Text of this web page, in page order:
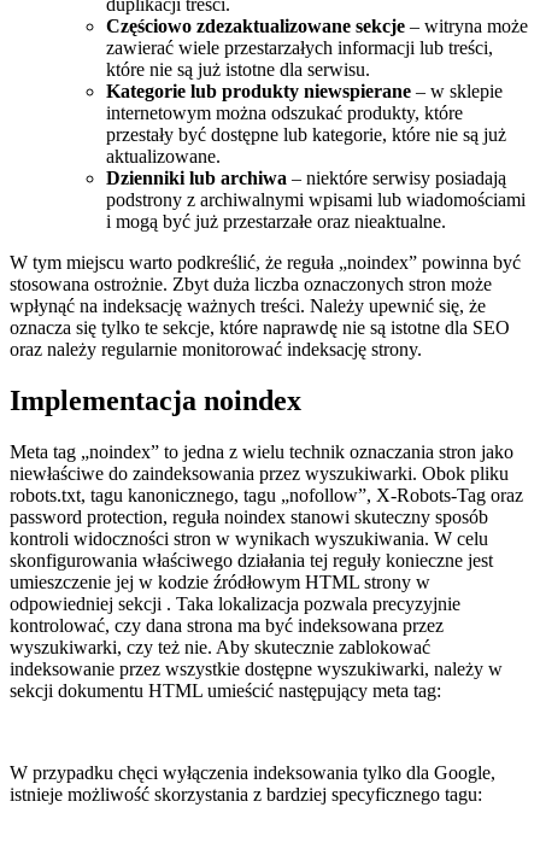
duplikacji treści.
Częściowo zdezaktualizowane sekcje – witryna może
zawierać wiele przestarzałych informacji lub treści,
które nie są już istotne dla serwisu.
Kategorie lub produkty niewspierane – w sklepie
internetowym można odszukać produkty, które
przestały być dostępne lub kategorie, które nie są już
aktualizowane.
Dzienniki lub archiwa – niektóre serwisy posiadają
podstrony z archiwalnymi wpisami lub wiadomościami
i mogą być już przestarzałe oraz nieaktualne.
W tym miejscu warto podkreślić, że reguła „noindex” powinna być
stosowana ostrożnie. Zbyt duża liczba oznaczonych stron może
wpłynąć na indeksację ważnych treści. Należy upewnić się, że
oznacza się tylko te sekcje, które naprawdę nie są istotne dla SEO
oraz należy regularnie monitorować indeksację strony.
Implementacja noindex
Meta tag „noindex” to jedna z wielu technik oznaczania stron jako
niewłaściwe do zaindeksowania przez wyszukiwarki. Obok pliku
robots.txt, tagu kanonicznego, tagu „nofollow”, X-Robots-Tag oraz
password protection, reguła noindex stanowi skuteczny sposób
kontroli widoczności stron w wynikach wyszukiwania. W celu
skonfigurowania właściwego działania tej reguły konieczne jest
umieszczenie jej w kodzie źródłowym HTML strony w
odpowiedniej sekcji . Taka lokalizacja pozwala precyzyjnie
kontrolować, czy dana strona ma być indeksowana przez
wyszukiwarki, czy też nie. Aby skutecznie zablokować
indeksowanie przez wszystkie dostępne wyszukiwarki, należy w
sekcji dokumentu HTML umieścić następujący meta tag:
W przypadku chęci wyłączenia indeksowania tylko dla Google,
istnieje możliwość skorzystania z bardziej specyficznego tagu: